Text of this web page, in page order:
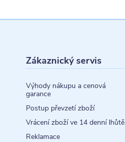
Zákaznický servis
Výhody nákupu a cenová
garance
Postup převzetí zboží
Vrácení zboží ve 14 denní lhůtě
Reklamace